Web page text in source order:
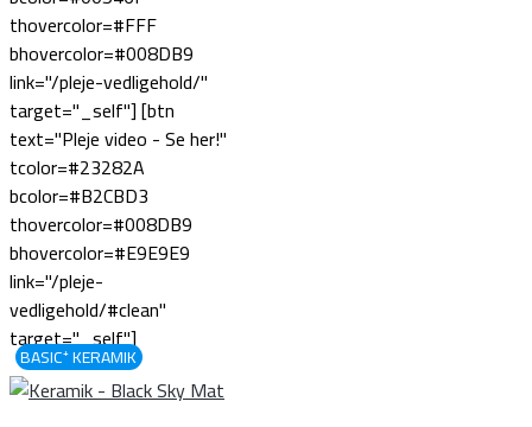
thovercolor=#FFF
bhovercolor=#008DB9
link="/pleje-vedligehold/"
target="_self"] [btn
text="Pleje video - Se her!"
tcolor=#23282A
bcolor=#B2CBD3
thovercolor=#008DB9
bhovercolor=#E9E9E9
link="/pleje-
vedligehold/#clean"
target="_self"]
BASIC⁺ KERAMIK